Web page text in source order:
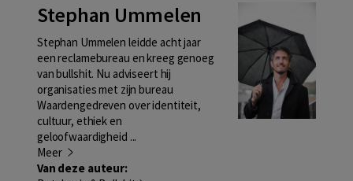
Stephan Ummelen
Stephan Ummelen leidde acht jaar
een reclamebureau en kreeg genoeg
van bullshit. Nu adviseert hij
organisaties met zijn bureau
Waardengedreven over identiteit,
cultuur, ethiek en
geloofwaardigheid ...
Meer
Van deze auteur: